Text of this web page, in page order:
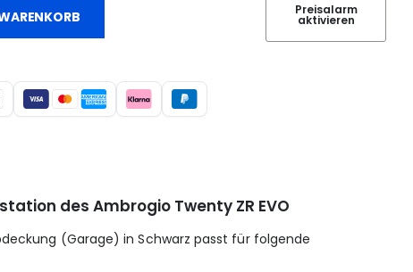
Preisalarm
aktivieren
des Ambrogio Twenty ZR EVO
(Garage) in Schwarz passt für folgende